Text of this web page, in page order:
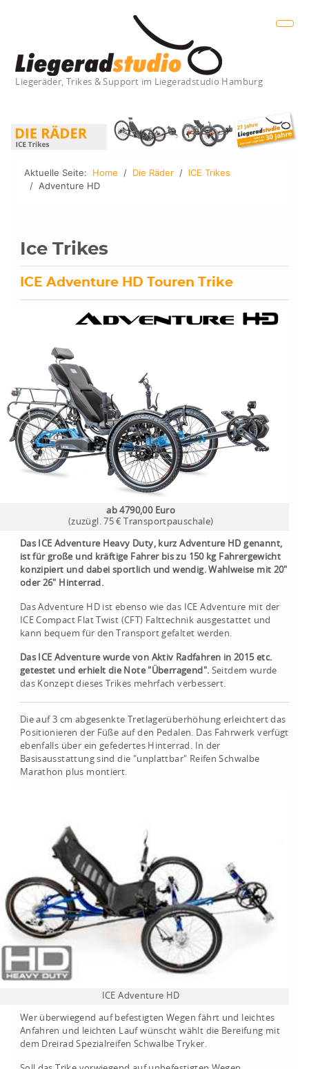
Liegeräder, Trikes & Support im Liegeradstudio Hamburg
Aktuelle Seite: Home Die Räder
ICE Trikes
Adventure HD
Ice Trikes
ICE Adventure HD Touren Trike
ab 4790,00 Euro
(zuzügl. 75 € Transportpauschale)
Das ICE Adventure Heavy Duty, kurz Adventure HD genannt,
ist für große und kräftige Fahrer bis zu 150 kg Fahrergewicht
konzipiert und dabei sportlich und wendig.Wahlweise mit 20"
oder 26" Hinterrad.
Das Adventure HD ist ebenso wie das ICE Adventure mit der
ICE Compact Flat Twist (CFT) Falttechnik ausgestattet und
kann bequem für den Transport gefaltet werden.
Das ICE Adventure wurde von Aktiv Radfahren in 2015 etc.
getestet und erhielt die Note "Überragend". Seitdem wurde
das Konzept dieses Trikes mehrfach verbessert.
Die auf 3 cm abgesenkte Tretlagerüberhöhung erleichtert das
Positionieren der Füße auf den Pedalen. Das Fahrwerk verfügt
ebenfalls über ein gefedertes Hinterrad. In der
Basisausstattung sind die "unplattbar" Reifen Schwalbe
Marathon plus montiert.
ICE Adventure HD
Wer überwiegend auf befestigten Wegen fährt und leichtes
Anfahren und leichten Lauf wünscht wählt die Bereifung mit
dem Dreirad Spezialreifen Schwalbe Tryker.